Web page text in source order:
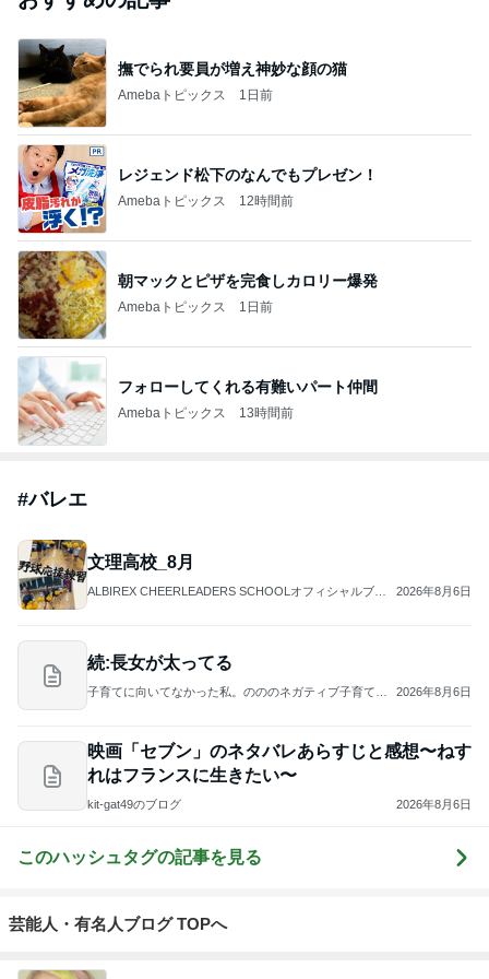
撫でられ要員が増え神妙な顔の猫
Amebaトピックス 1日前
レジェンド松下のなんでもプレゼン！
Amebaトピックス 12時間前
朝マックとピザを完食しカロリー爆発
Amebaトピックス 1日前
フォローしてくれる有難いパート仲間
Amebaトピックス 13時間前
#バレエ
文理高校_8月
ALBIREX CHEERLEADERS SCHOOLオフィシャルブロ
2026年8月6日
続:長女が太ってる
子育てに向いてなかった私。のののネガティブ子育てブ
2026年8月6日
映画「セブン」のネタバレあらすじと感想〜ねす
れはフランスに生きたい〜
kit-gat49のブログ 2026年8月6日
このハッシュタグの記事を見る
芸能人・有名人ブログ TOPへ